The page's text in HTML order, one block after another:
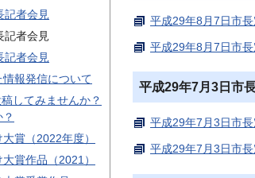
平成29年8月7日市長
平成29年8月7日市長
平成29年7月3日市
平成29年7月3日市長
平成29年7月3日市
記者会見
記者会見
記者会見
報発信について
してみませんか？
賞（2022年度）
賞作品（2021）